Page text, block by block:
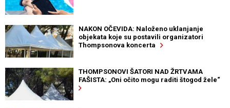
NAKON OČEVIDA: Naloženo uklanjanje
objekata koje su postavili organizatori
Thompsonova koncerta
THOMPSONOVI ŠATORI NAD ŽRTVAMA
FAŠISTA: „Oni očito mogu raditi štogod žele“